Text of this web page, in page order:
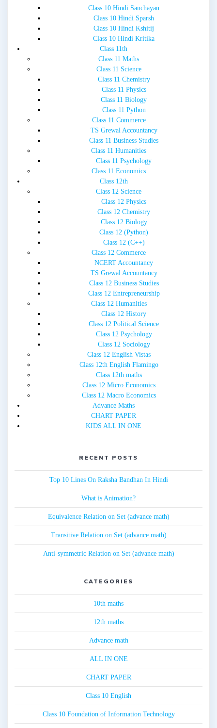
Class 10 Hindi Sanchayan
Class 10 Hindi Sparsh
Class 10 Hindi Kshitij
Class 10 Hindi Kritika
Class 11th
Class 11 Maths
Class 11 Science
Class 11 Chemistry
Class 11 Physics
Class 11 Biology
Class 11 Python
Class 11 Commerce
TS Grewal Accountancy
Class 11 Business Studies
Class 11 Humanities
Class 11 Psychology
Class 11 Economics
Class 12th
Class 12 Science
Class 12 Physics
Class 12 Chemistry
Class 12 Biology
Class 12 (Python)
Class 12 (C++)
Class 12 Commerce
NCERT Accountancy
TS Grewal Accountancy
Class 12 Business Studies
Class 12 Entrepreneurship
Class 12 Humanities
Class 12 History
Class 12 Political Science
Class 12 Psychology
Class 12 Sociology
Class 12 English Vistas
Class 12th English Flamingo
Class 12th maths
Class 12 Micro Economics
Class 12 Macro Economics
Advance Maths
CHART PAPER
KIDS ALL IN ONE
RECENT POSTS
Top 10 Lines On Raksha Bandhan In Hindi
What is Animation?
Equivalence Relation on Set (advance math)
Transitive Relation on Set (advance math)
Anti-symmetric Relation on Set (advance math)
CATEGORIES
10th maths
12th maths
Advance math
ALL IN ONE
CHART PAPER
Class 10 English
Class 10 Foundation of Information Technology